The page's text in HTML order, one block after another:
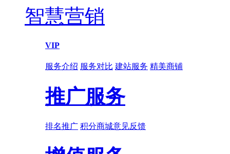
智慧营销
VIP
服务介绍 服务对比 建站服务 精美商铺
推广服务
排名推广 积分商城意见反馈